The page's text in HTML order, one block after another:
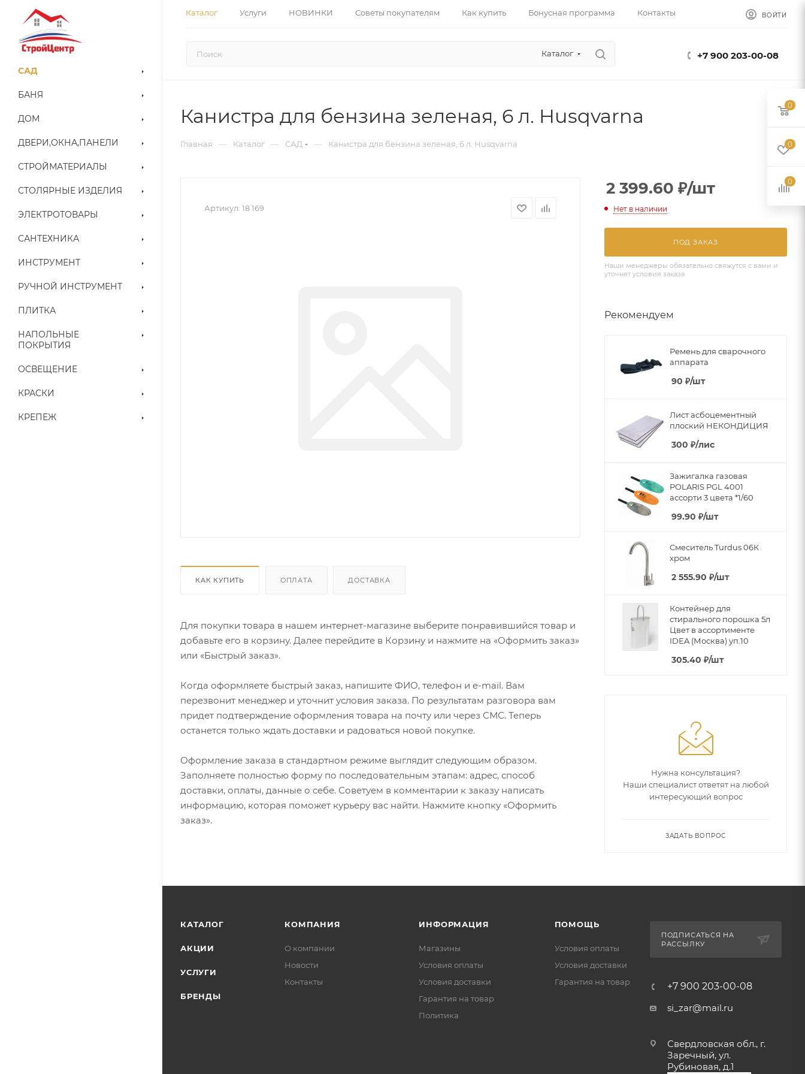
Каталог Услуги НОВИНКИ Советы покупателям Как купить Бонусная программа Контакты ВОЙТИ
Каталог +7 900 203-00-08
САД
БАНЯ
ДОМ
ДВЕРИ,ОКНА,ПАНЕЛИ
СТРОЙМАТЕРИАЛЫ
СТОЛЯРНЫЕ ИЗДЕЛИЯ
ЭЛЕКТРОТОВАРЫ
САНТЕХНИКА
ИНСТРУМЕНТ
РУЧНОЙ ИНСТРУМЕНТ
ПЛИТКА
НАПОЛЬНЫЕ
ПОКРЫТИЯ
ОСВЕЩЕНИЕ
КРАСКИ
КРЕПЕЖ
Канистра для бензина зеленая, 6 л. Husqvarna
Главная — Каталог — САД — Канистра для бензина зеленая, 6 л. Husqvarna
Артикул: 18 169
КАК КУПИТЬ ОПЛАТА ДОСТАВКА
Для покупки товара в нашем интернет-магазине выберите понравившийся товар и
добавьте его в корзину. Далее перейдите в Корзину и нажмите на «Оформить заказ»
или «Быстрый заказ».
Когда оформляете быстрый заказ, напишите ФИО, телефон и e-mail. Вам
перезвонит менеджер и уточнит условия заказа. По результатам разговора вам
придет подтверждение оформления товара на почту или через СМС. Теперь
останется только ждать доставки и радоваться новой покупке.
Оформление заказа в стандартном режиме выглядит следующим образом.
Заполняете полностью форму по последовательным этапам: адрес, способ
доставки, оплаты, данные о себе. Советуем в комментарии к заказу написать
информацию, которая поможет курьеру вас найти. Нажмите кнопку «Оформить
заказ».
2 399.60 ₽/шт
Нет в наличии
ПОД ЗАКАЗ
Наши менеджеры обязательно свяжутся с вами и
уточнят условия заказа
Рекомендуем
Ремень для сварочного
аппарата
90 ₽/шт
Лист асбоцементный
плоский НЕКОНДИЦИЯ
300 ₽/лис
Зажигалка газовая
POLARIS PGL 4001
ассорти 3 цвета *1/60
99.90 ₽/шт
Смеситель Turdus 06К
хром
2 555.90 ₽/шт
Контейнер для
стирального порошка 5л
Цвет в ассортименте
IDEA (Москва) уп.10
305.40 ₽/шт
Нужна консультация?
Наши специалист ответят на любой
интересующий вопрос
ЗАДАТЬ ВОПРОС
КАТАЛОГ
АКЦИИ
УСЛУГИ
БРЕНДЫ
КОМПАНИЯ
О компании
Новости
Контакты
ИНФОРМАЦИЯ
Магазины
Условия оплаты
Условия доставки
Гарантия на товар
Политика
ПОМОЩЬ
Условия оплаты
Условия доставки
Гарантия на товар
ПОДПИСАТЬСЯ НА
РАССЫЛКУ
+7 900 203-00-08
si_zar@mail.ru
Свердловская обл., г.
Заречный, ул.
Рубиновая, д.1
0
0
0